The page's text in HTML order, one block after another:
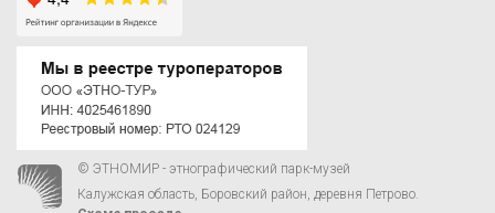
© ЭТНОМИР - этнографический парк-музей
Калужская область, Боровский район, деревня Петрово.